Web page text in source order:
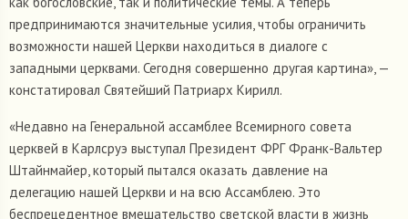
предпринимаются значительные усилия, чтобы ограничить
возможности нашей Церкви находиться в диалоге с
западными церквами. Сегодня совершенно другая картина», —
констатировал Святейший Патриарх Кирилл.
«Недавно на Генеральной ассамблее Всемирного совета
церквей в Карлсруэ выступал Президент ФРГ Франк-Вальтер
Штайнмайер, который пытался оказать давление на
делегацию нашей Церкви и на всю Ассамблею. Это
беспрецедентное вмешательство светской власти в жизнь